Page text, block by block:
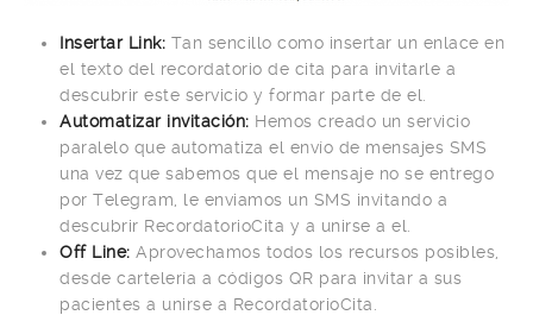
Insertar Link: Tan sencillo como insertar un enlace en
el texto del recordatorio de cita para invitarle a
descubrir este servicio y formar parte de el.
Automatizar invitación: Hemos creado un servicio
paralelo que automatiza el envío de mensajes SMS
una vez que sabemos que el mensaje no se entrego
por Telegram, le enviamos un SMS invitando a
descubrir RecordatorioCita y a unirse a el.
Off Line: Aprovechamos todos los recursos posibles,
desde cartelería a códigos QR para invitar a sus
pacientes a unirse a RecordatorioCita.